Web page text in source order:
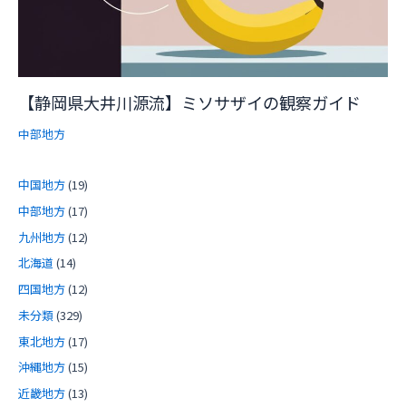
【静岡県大井川源流】ミソサザイの観察ガイド
中部地方
中国地方(19)
中部地方(17)
九州地方(12)
北海道 (14)
四国地方(12)
未分類(329)
東北地方(17)
沖縄地方(15)
近畿地方(13)